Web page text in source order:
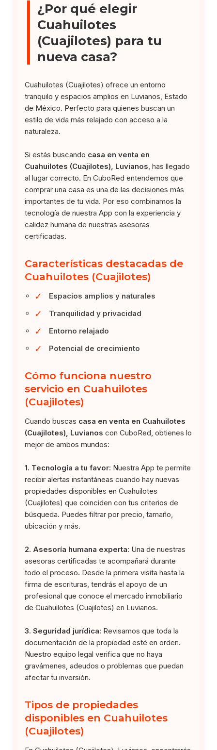
¿Por qué elegir
Cuahuilotes
(Cuajilotes) para tu
nueva casa?
Cuahuilotes (Cuajilotes) ofrece un entorno
tranquilo y espacios amplios en Luvianos, Estado
de México. Perfecto para quienes buscan un
estilo de vida más relajado con acceso a la
naturaleza.
Si estás buscando casa en venta en
Cuahuilotes (Cuajilotes), Luvianos , has llegado
al lugar correcto. En CuboRed entendemos que
comprar una casa es una de las decisiones más
importantes de tu vida. Por eso combinamos la
tecnología de nuestra App con la experiencia y
calidez humana de nuestras asesoras
certificadas.
Características destacadas de
Cuahuilotes (Cuajilotes)
✓ Espacios amplios y naturales
✓ Tranquilidad y privacidad
✓ Entorno relajado
✓ Potencial de crecimiento
Cómo funciona nuestro
servicio en Cuahuilotes
(Cuajilotes)
Cuando buscas casa en venta en Cuahuilotes
(Cuajilotes), Luvianos con CuboRed, obtienes lo
mejor de ambos mundos:
1. Tecnología a tu favor: Nuestra App te permite
recibir alertas instantáneas cuando hay nuevas
propiedades disponibles en Cuahuilotes
(Cuajilotes) que coinciden con tus criterios de
búsqueda. Puedes filtrar por precio, tamaño,
ubicación y más.
2. Asesoría humana experta: Una de nuestras
asesoras certificadas te acompañará durante
todo el proceso. Desde la primera visita hasta la
firma de escrituras, tendrás el apoyo de un
profesional que conoce el mercado inmobiliario
de Cuahuilotes (Cuajilotes) en Luvianos.
3. Seguridad jurídica: Revisamos que toda la
documentación de la propiedad esté en orden.
Nuestro equipo legal verifica que no haya
gravámenes, adeudos o problemas que puedan
afectar tu inversión.
Tipos de propiedades
disponibles en Cuahuilotes
(Cuajilotes)